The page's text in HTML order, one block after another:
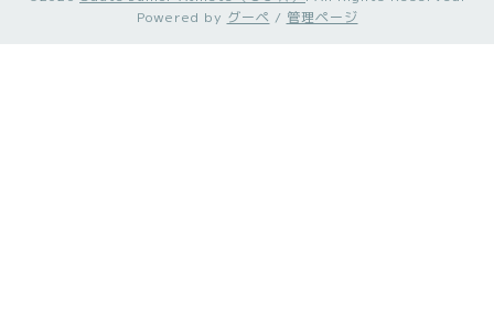
Powered by グーペ / 管理ページ